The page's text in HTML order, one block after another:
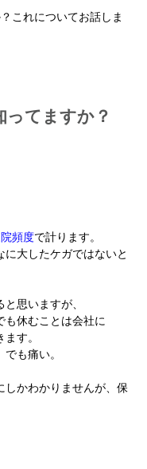
これについてお話しま
ってますか？
頻度で計ります。
大したケガではないと
思いますが、
も休むことは会社に
す。
も痛い。
しかわかりませんが、保